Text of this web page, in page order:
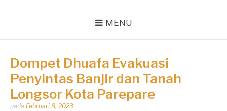
MENU
Dompet Dhuafa Evakuasi
Penyintas Banjir dan Tanah
Longsor Kota Parepare
Dipos
pada Februari 8, 2023